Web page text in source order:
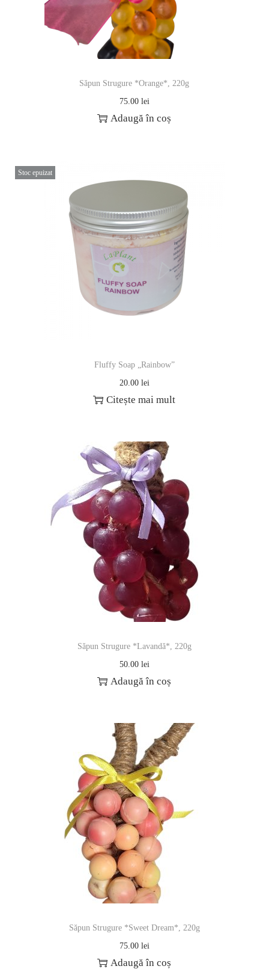
Săpun Strugure *Orange*, 220g
75.00 lei
Adaugă în coș
Stoc epuizat
Fluffy Soap „Rainbow”
20.00 lei
Citește mai mult
Săpun Strugure *Lavandă*, 220g
50.00 lei
Adaugă în coș
Săpun Strugure *Sweet Dream*, 220g
75.00 lei
Adaugă în coș